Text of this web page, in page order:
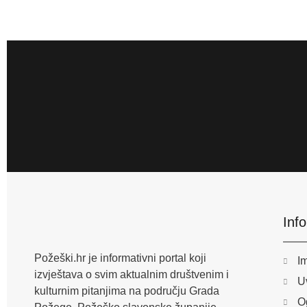
Požeški.hr je informativni portal koji
izvještava o svim aktualnim društvenim i
kulturnim pitanjima na području Grada